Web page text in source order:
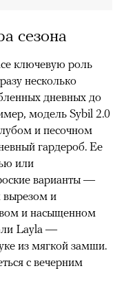
сезона
ключевую роль
несколько
дневных до
модель Sybil 2.0
и песочном
гардероб. Ее
или
варианты —
вырезом и
и насыщенном
Layla —
из мягкой замши.
с вечерним